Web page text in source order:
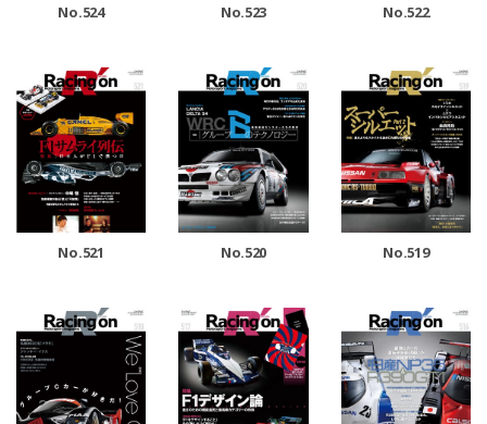
No.524 No.523 No.522
No.521 No.520 No.519